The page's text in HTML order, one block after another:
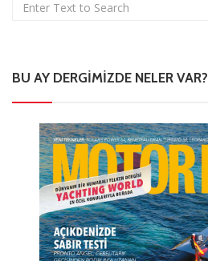
BU AY DERGIMIZDE NELER VAR?